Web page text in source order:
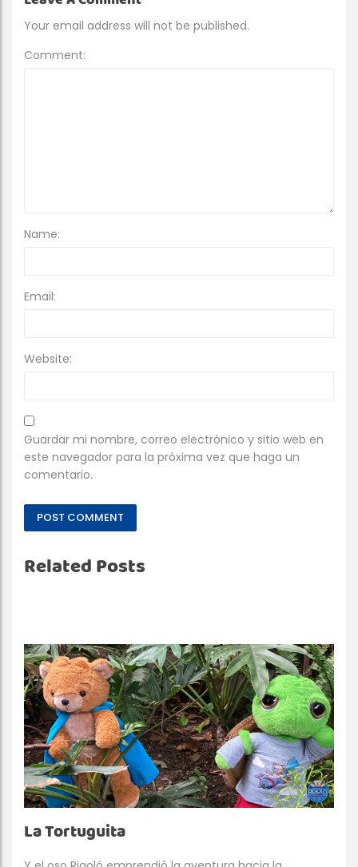
Your email address will not be published.
Comment:
Name:
Email:
Website:
Guardar mi nombre, correo electrónico y sitio web en
este navegador para la próxima vez que haga un
comentario.
Related Posts
La Tortuguita